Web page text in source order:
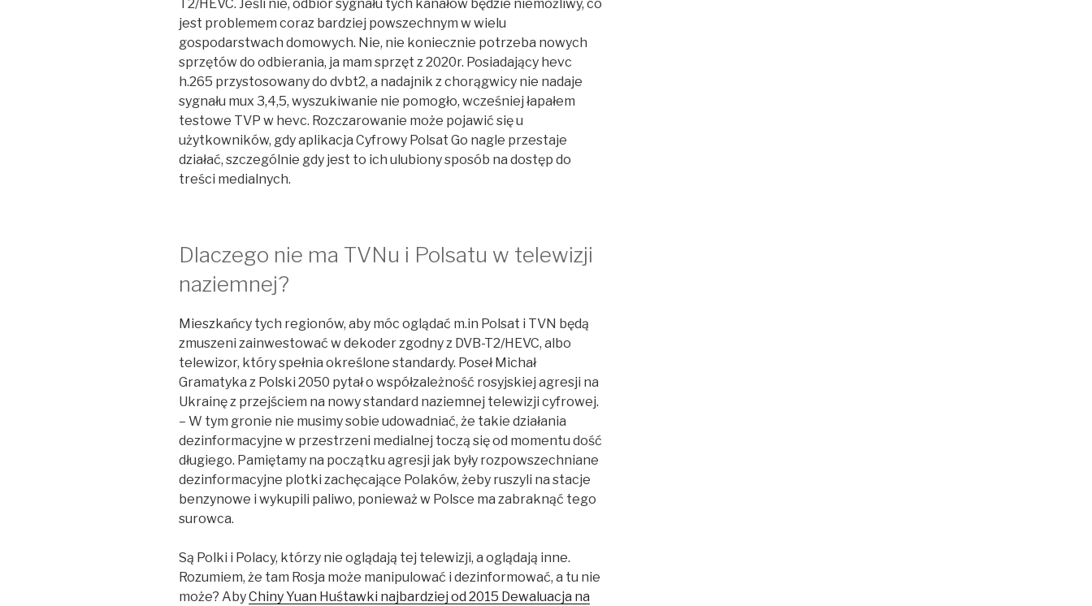
T2/HEVC. Jeśli nie, odbiór sygnału tych kanałów będzie niemożliwy, co
jest problemem coraz bardziej powszechnym w wielu
gospodarstwach domowych. Nie, nie koniecznie potrzeba nowych
sprzętów do odbierania, ja mam sprzęt z 2020r. Posiadający hevc
h.265 przystosowany do dvbt2, a nadajnik z chorągwicy nie nadaje
sygnału mux 3,4,5, wyszukiwanie nie pomogło, wcześniej łapałem
testowe TVP w hevc. Rozczarowanie może pojawić się u
użytkowników, gdy aplikacja Cyfrowy Polsat Go nagle przestaje
działać, szczególnie gdy jest to ich ulubiony sposób na dostęp do
treści medialnych.
Dlaczego nie ma TVNu i Polsatu w telewizji
naziemnej?
Mieszkańcy tych regionów, aby móc oglądać m.in Polsat i TVN będą
zmuszeni zainwestować w dekoder zgodny z DVB-T2/HEVC, albo
telewizor, który spełnia określone standardy. Poseł Michał
Gramatyka z Polski 2050 pytał o współzależność rosyjskiej agresji na
Ukrainę z przejściem na nowy standard naziemnej telewizji cyfrowej.
– W tym gronie nie musimy sobie udowadniać, że takie działania
dezinformacyjne w przestrzeni medialnej toczą się od momentu dość
długiego. Pamiętamy na początku agresji jak były rozpowszechniane
dezinformacyjne plotki zachęcające Polaków, żeby ruszyli na stacje
benzynowe i wykupili paliwo, ponieważ w Polsce ma zabraknąć tego
surowca.
Są Polki i Polacy, którzy nie oglądają tej telewizji, a oglądają inne.
Rozumiem, że tam Rosja może manipulować i dezinformować, a tu nie
może? AbyChiny Yuan Huśtawki najbardziej od 2015 Dewaluacja na